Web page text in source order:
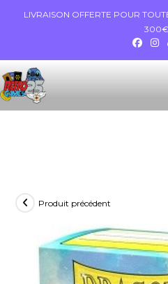
LIVRAISON OFFERTE POUR
300€
Produit précédent